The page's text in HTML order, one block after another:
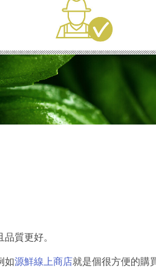
質更好。
如源鮮線上商店就是個很方便的購